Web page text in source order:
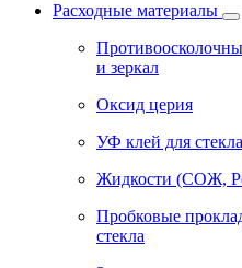
Расходные материалы
и зеркал
Оксид церия
УФ клей для стекла
Жидкости (СОЖ,
Пробковые
стекла